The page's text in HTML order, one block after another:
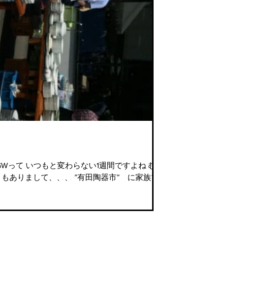
て いつもと変わらない1週間ですよね むしろ
ありまして、、、 ”有田陶器市” に家族で行っ